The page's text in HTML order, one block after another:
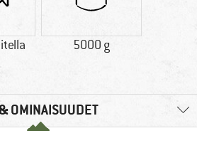
5000 g
OMINAISUUDET